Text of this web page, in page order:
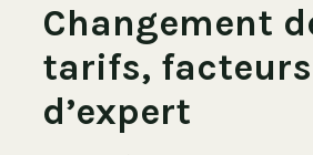
Changement
tarifs,
d’expert